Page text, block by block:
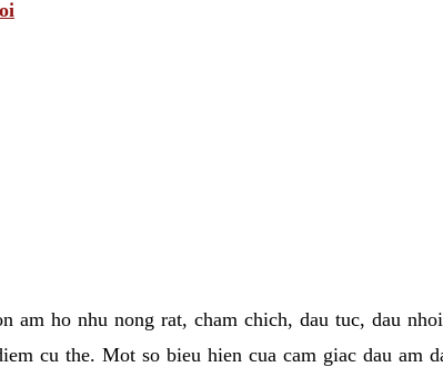
am ho nhu nong rat, cham chich, dau tuc, dau
cu the. Mot so bieu hien cua cam giac dau am